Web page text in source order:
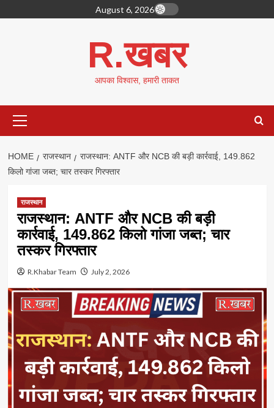
to
August 6, 2026
R.खबर
आपका विश्वास, हमारी ताकत
Menu
HOME राजस्थान
राजस्थान: ANTF और NCB की बड़ी कार्रवाई, 149.862
किलो गांजा जब्त; चार तस्कर गिरफ्तार
राजस्थान
राजस्थान: ANTF और NCB की बड़ी
कार्रवाई, 149.862 किलो गांजा जब्त; चार
तस्कर गिरफ्तार
R.Khabar Team July 2, 2026